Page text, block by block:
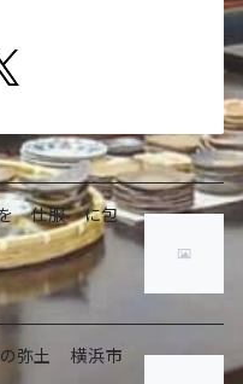
仕服 に包
弥土 横浜市